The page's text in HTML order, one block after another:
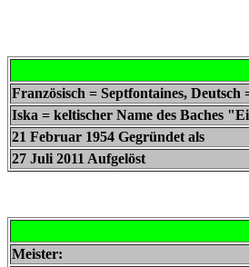
Französisch = Septfontaines,
Iska = keltischer Name des Baches
21 Februar 1954 Gegründet als
27 Juli 2011 Aufgelöst
Meister: